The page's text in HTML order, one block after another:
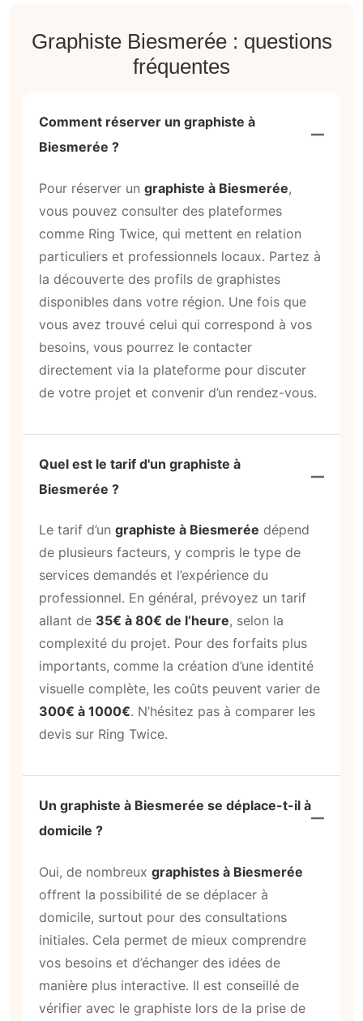
Graphiste Biesmerée : questions
fréquentes
Comment réserver un graphiste à
Biesmerée ?
Pour réserver un graphiste à Biesmerée,
vous pouvez consulter des plateformes
comme Ring Twice, qui mettent en relation
particuliers et professionnels locaux. Partez à
la découverte des profils de graphistes
disponibles dans votre région. Une fois que
vous avez trouvé celui qui correspond à vos
besoins, vous pourrez le contacter
directement via la plateforme pour discuter
de votre projet et convenir d’un rendez-vous.
Quel est le tarif d'un graphiste à
Biesmerée ?
Le tarif d’un graphiste à Biesmerée dépend
de plusieurs facteurs, y compris le type de
services demandés et l’expérience du
professionnel. En général, prévoyez un tarif
allant de 35€ à 80€ de l’heure, selon la
complexité du projet. Pour des forfaits plus
importants, comme la création d’une identité
visuelle complète, les coûts peuvent varier de
300€ à 1000€. N’hésitez pas à comparer les
devis sur Ring Twice.
Un graphiste à Biesmerée se déplace-t-il à
domicile ?
Oui, de nombreux graphistes à Biesmerée
offrent la possibilité de se déplacer à
domicile, surtout pour des consultations
initiales. Cela permet de mieux comprendre
vos besoins et d’échanger des idées de
manière plus interactive. Il est conseillé de
vérifier avec le graphiste lors de la prise de